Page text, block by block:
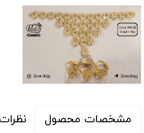
مشخصات محصول نظرات